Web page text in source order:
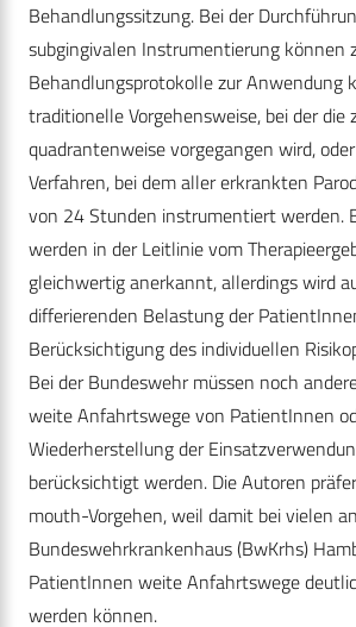
Behandlungssitzung. Bei der
subgingivalen Instrumentierung können
Behandlungsprotokolle zur Anwendung
traditionelle Vorgehensweise, bei der
quadrantenweise vorgegangen wird,
Verfahren, bei dem aller erkrankten
von 24 Stunden instrumentiert werden.
werden in der Leitlinie vom
gleichwertig anerkannt, allerdings wird
differierenden Belastung der
Berücksichtigung des individuellen
Bei der Bundeswehr müssen noch
weite Anfahrtswege von PatientInnen
Wiederherstellung der
berücksichtigt werden. Die Autoren
mouth-Vorgehen, weil damit bei vielen
Bundeswehrkrankenhaus (BwKrhs)
PatientInnen weite Anfahrtswege
werden können.